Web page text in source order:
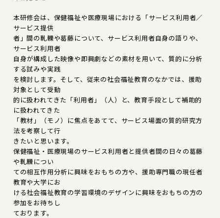
本研修会は、保健福祉や医療現場における「サービス利用者／
サービス提供
者」間の軋轢や葛藤について、サービス利用者自身の語りや、
サービス利用者
自身が構成した映像や即興劇などの素材を用いて、質的に分析
する試みや実践
を検討します。そして、従来の社会福祉教育のなかでは、援助
対象として受動
的に扱われてきた「利用者」（人）と、教育手段として補助的
に扱われてきた
「教材」（モノ）に焦点をあてて、サービス場面の質的研究方
法を考察して行
きたいと思います。
保健福祉・医療現場のサービス利用者と提供者間の日々の葛藤
や軋轢につい
ての相互作用分析に興味をおもちの方や、援助専門職の現任者
教育や大学にお
ける社会福祉教育の学習環境のデザインに興味をおもちの方の
参加をお待ちし
ております。